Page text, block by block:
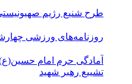
طرح شنیع رژیم
روزنامه‌های ورزشی چهارشنبه ۲۴ تیر
آمادگی حرم امام حسین(ع)
تشییع رهبر شهید